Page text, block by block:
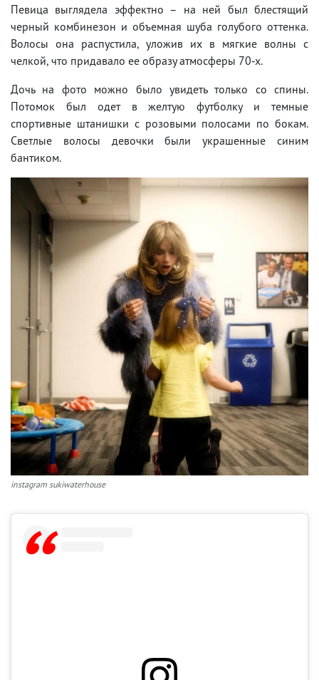
Певица выглядела эффектно – на ней был блестящий
черный комбинезон и объемная шуба голубого оттенка.
Волосы она распустила, уложив их в мягкие волны с
челкой, что придавало ее образу атмосферы 70-х.
Дочь на фото можно было увидеть только со спины.
Потомок был одет в желтую футболку и темные
спортивные штанишки с розовыми полосами по бокам.
Светлые волосы девочки были украшенные синим
бантиком.
instagram sukiwaterhouse